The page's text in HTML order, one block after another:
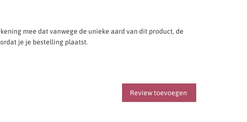
mee dat vanwege de unieke aard van dit product, de
je je bestelling plaatst.
Review toevoegen